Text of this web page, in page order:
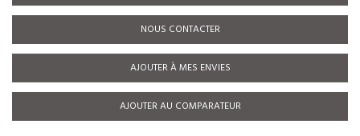
NOUS CONTACTER
AJOUTER À MES ENVIES
AJOUTER AU COMPARATEUR